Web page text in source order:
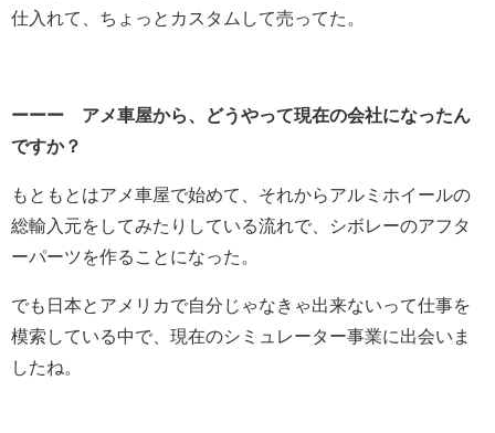
仕入れて、ちょっとカスタムして売ってた。
ーーー アメ車屋から、どうやって現在の会社になったん
ですか？
もともとはアメ車屋で始めて、それからアルミホイールの
総輸入元をしてみたりしている流れで、シボレーのアフタ
ーパーツを作ることになった。
でも日本とアメリカで自分じゃなきゃ出来ないって仕事を
模索している中で、現在のシミュレーター事業に出会いま
したね。